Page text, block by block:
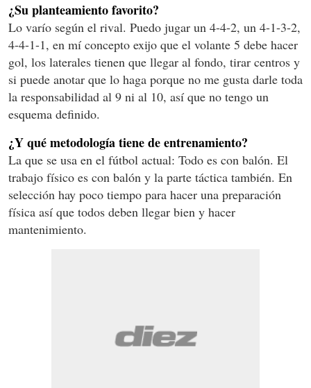
¿Su planteamiento favorito?
Lo varío según el rival. Puedo jugar un 4-4-2, un 4-1-3-2,
4-4-1-1, en mí concepto exijo que el volante 5 debe hacer
gol, los laterales tienen que llegar al fondo, tirar centros y
si puede anotar que lo haga porque no me gusta darle toda
la responsabilidad al 9 ni al 10, así que no tengo un
esquema definido.
¿Y qué metodología tiene de entrenamiento?
La que se usa en el fútbol actual: Todo es con balón. El
trabajo físico es con balón y la parte táctica también. En
selección hay poco tiempo para hacer una preparación
física así que todos deben llegar bien y hacer
mantenimiento.